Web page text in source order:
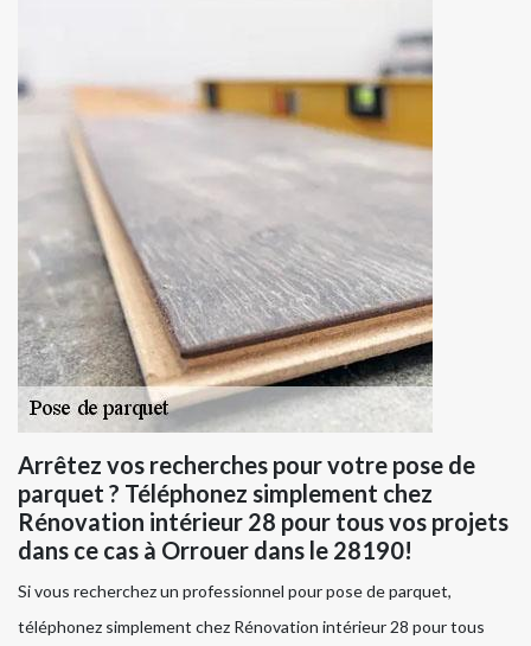
Arrêtez vos recherches pour votre pose de
parquet ? Téléphonez simplement chez
Rénovation intérieur 28 pour tous vos projets
dans ce cas à Orrouer dans le 28190!
Si vous recherchez un professionnel pour pose de parquet,
téléphonez simplement chez Rénovation intérieur 28 pour tous